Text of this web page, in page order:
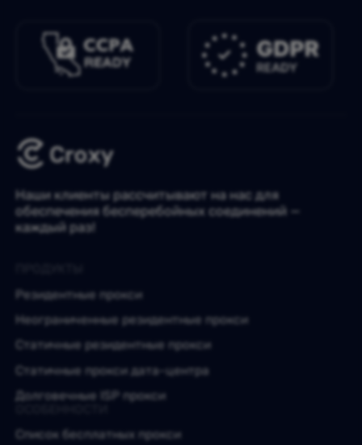
Наши клиенты рассчитывают на нас для
обеспечения бесперебойных соединений —
каждый раз!
Резидентные прокси
Неограниченные резидентные прокси
Статичные резидентные прокси
Статичные прокси дата-центра
Долговечные ISP прокси
Список бесплатных прокси